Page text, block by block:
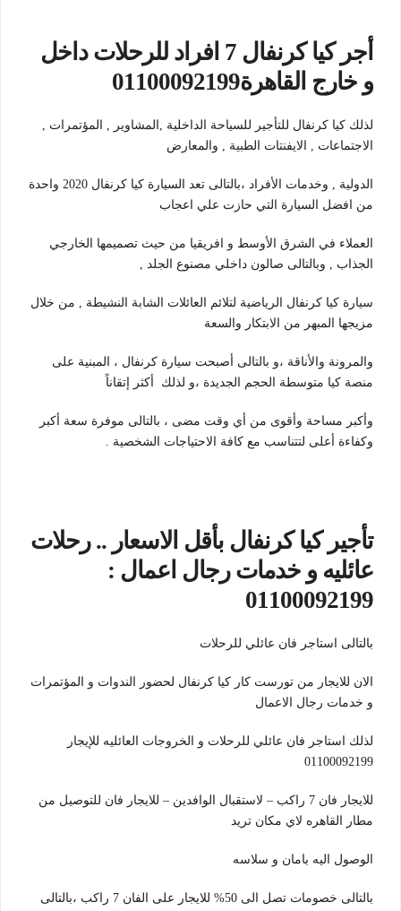
أجر كيا كرنفال 7 افراد للرحلات داخل
و خارج القاهرة01100092199
لذلك كيا كرنفال للتأجير للسياحة الداخلية ,المشاوير , المؤتمرات ,
الاجتماعات , الايفنتات الطبية , والمعارض
الدولية , وخدمات الأفراد ،بالتالى تعد السيارة كيا كرنفال 2020 واحدة
من افضل السيارة التي حازت علي اعجاب
العملاء في الشرق الأوسط و افريقيا من حيث تصميمها الخارجي
الجذاب , وبالتالى صالون داخلي مصنوع الجلد ,
سيارة كيا كرنفال الرياضية لتلائم العائلات الشابة النشيطة , من خلال
مزيجها المبهر من الابتكار والسعة
والمرونة والأناقة ،و بالتالى أصبحت سيارة كرنفال ، المبنية على
منصة كيا متوسطة الحجم الجديدة ،و لذلك أكثر إتقاناً
وأكبر مساحة وأقوى من أي وقت مضى ، بالتالى موفرة سعة أكبر
وكفاءة أعلى لتتناسب مع كافة الاحتياجات الشخصية .
تأجير كيا كرنفال بأقل الاسعار .. رحلات
عائليه و خدمات رجال اعمال :
01100092199
بالتالى استاجر فان عائلي للرحلات
الان للايجار من تورست كار كيا كرنفال لحضور الندوات و المؤتمرات
و خدمات رجال الاعمال
لذلك استاجر فان عائلي للرحلات و الخروجات العائليه للإيجار
01100092199
للايجار فان 7 راكب – لاستقبال الوافدين – للايجار فان للتوصيل من
مطار القاهره لاي مكان تريد
الوصول اليه بامان و سلاسه
بالتالى خصومات تصل الى 50% للايجار على الفان 7 راكب ،بالتالى